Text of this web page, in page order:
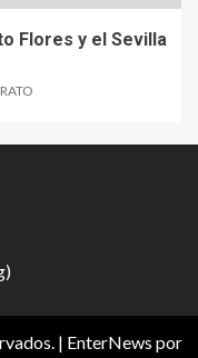
Flores y el Sevilla
| EnterNews por